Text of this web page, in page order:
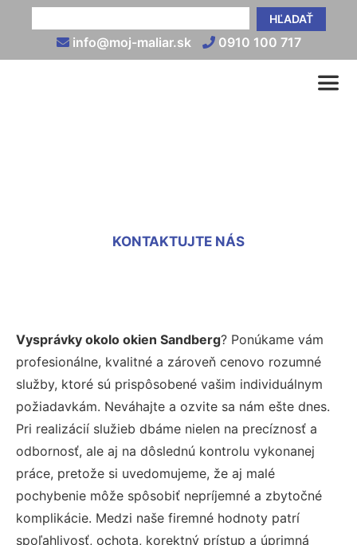
HĽADAŤ
info@moj-maliar.sk 0910 100 717
KONTAKTUJTE NÁS
Vysprávky okolo okien Sandberg? Ponúkame vám
profesionálne, kvalitné a zároveň cenovo rozumné
služby, ktoré sú prispôsobené vašim individuálnym
požiadavkám. Neváhajte a ozvite sa nám ešte dnes.
Pri realizácií služieb dbáme nielen na precíznosť a
odbornosť, ale aj na dôslednú kontrolu vykonanej
práce, pretože si uvedomujeme, že aj malé
pochybenie môže spôsobiť nepríjemné a zbytočné
komplikácie. Medzi naše firemné hodnoty patrí
spoľahlivosť, ochota, korektný prístup a úprimná